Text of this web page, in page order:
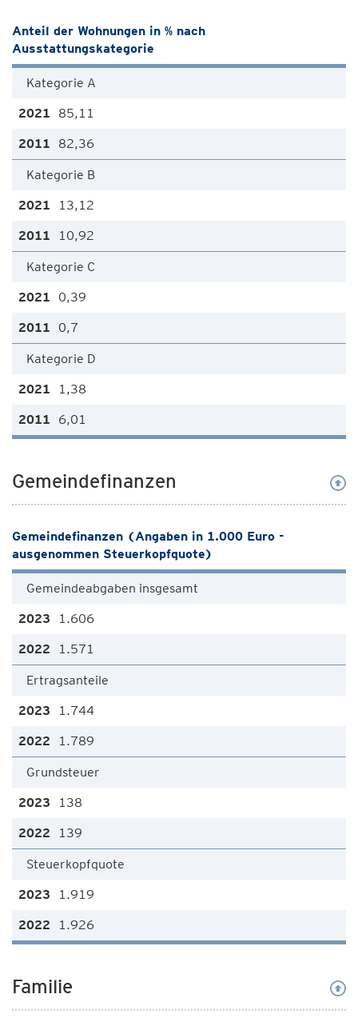
Anteil der Wohnungen in % nach
Ausstattungskategorie
Kategorie A
85,11
82,36
Kategorie B
13,12
10,92
Kategorie C
0,39
0,7
Kategorie D
1,38
6,01
Gemeindefinanzen
Gemeindefinanzen (Angaben in 1.000 Euro -
ausgenommen Steuerkopfquote)
Gemeindeabgaben insgesamt
1.606
1.571
Ertragsanteile
1.744
1.789
Grundsteuer
138
139
Steuerkopfquote
1.919
1.926
Familie